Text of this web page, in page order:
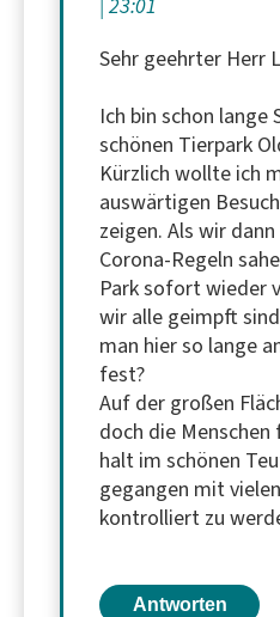
Sehr geehrter Herr
Ich bin schon
schönen Tierpark
Kürzlich wollte ich
auswärtigen
zeigen. Als wir
Corona-Regeln
Park sofort wieder
wir alle geimpft
man hier so lange
fest?
Auf der großen
doch die
halt im schönen
gegangen mit
kontrolliert zu
Antworten